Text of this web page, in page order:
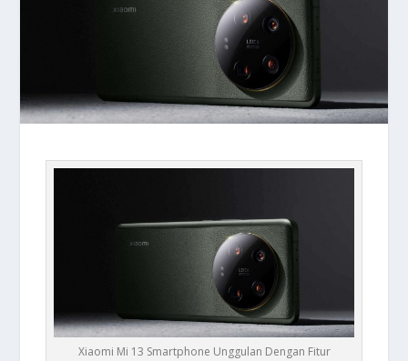
Xiaomi Mi 13 Smartphone Unggulan Dengan Fitur